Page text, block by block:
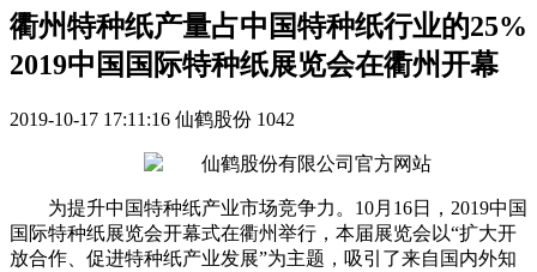
衢州特种纸产量占中国特种纸行业的25%
2019中国国际特种纸展览会在衢州开幕
2019-10-17 17:11:16 仙鹤股份 1042
为提升中国特种纸产业市场竞争力。10月16日，2019中国
国际特种纸展览会开幕式在衢州举行，本届展览会以“扩大开
放合作、促进特种纸产业发展”为主题，吸引了来自国内外知